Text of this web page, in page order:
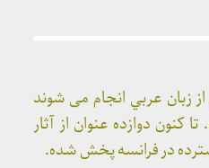
زبان عربي انجام می شوند
کنون دوازده عنوان از آثار
در فرانسه پخش شده.